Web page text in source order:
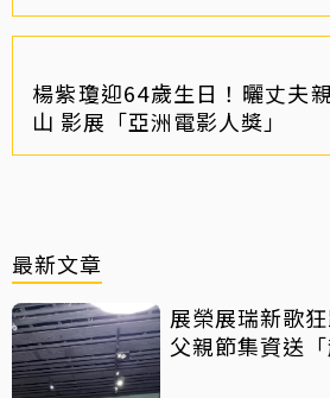
楊紫瓊迎64歲生日！曬丈夫
山 影展「亞洲電影人獎」
最新文章
展榮展瑞新歌
父親節集資送「